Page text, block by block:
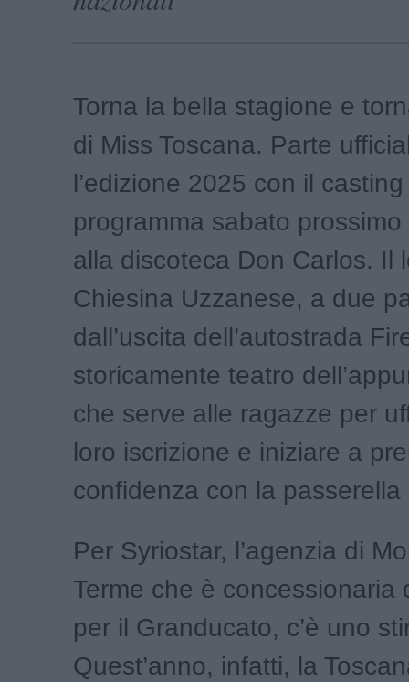
Torna la bella stagione e
di Miss Toscana. Parte
l’edizione 2025 con il
programma sabato
alla discoteca Don Carlos. Il
Chiesina Uzzanese, a due
dall’uscita dell’autostrada
storicamente teatro
che serve alle ragazze per
loro iscrizione e iniziare a
confidenza con la
Per Syriostar, l’agenzia di
Terme che è concessionaria
per il Granducato, c’è uno
Quest’anno, infatti, la